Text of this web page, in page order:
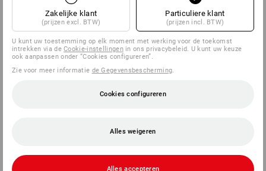
Zakelijke klant
(prijzen excl. BTW)
Particuliere klant
(prijzen incl. BTW)
U kunt uw toestemming op elk moment met werking voor de toekomst
intrekken via deCookie-instellingenin ons privacybeleid. U kunt uw keuze
ook aanpassen onder “Cookies configureren”.
Zie voor meer informatie de Gegevensbescherming.
Cookies configureren
Alles weigeren
Alles accepteren